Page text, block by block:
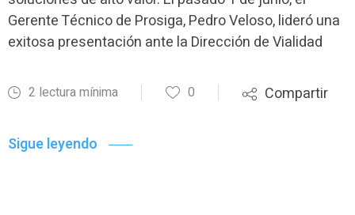
Gerente Técnico de Prosiga, Pedro Veloso, lideró una
exitosa presentación ante la Dirección de Vialidad
2 lectura mínima 0 Compartir
Sigue leyendo